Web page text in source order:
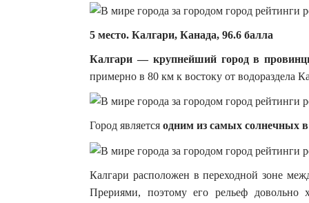
5 место. Калгари, Канада, 96.6 балла
Калгари — крупнейший город в
примерно в 80 км к востоку от водораздела
Город является одним из самых солнечных
Калгари расположен в переходной зоне
Прериями, поэтому его рельеф